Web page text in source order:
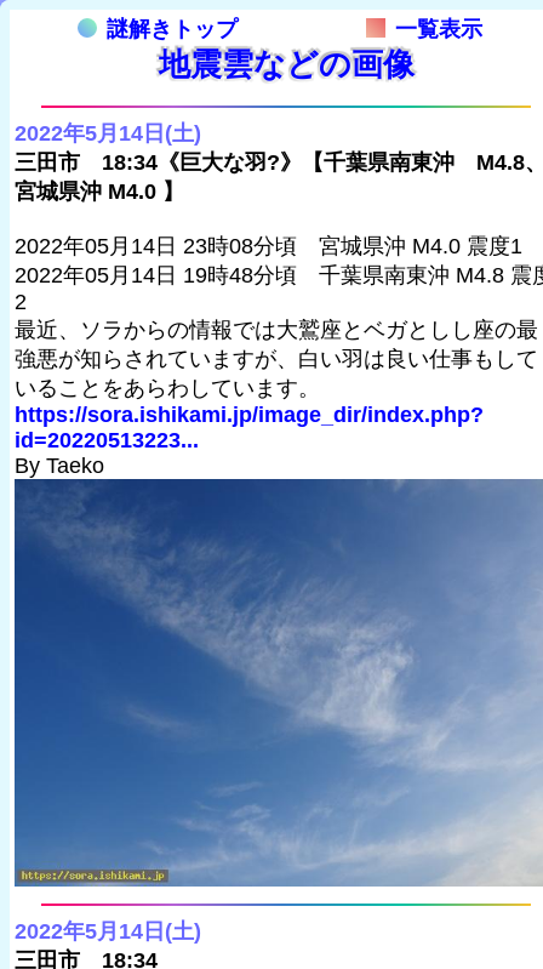
謎解きトップ 一覧表示
地震雲などの画像
2022年5月14日(土)
三田市 18:34《巨大な羽?》【千葉県南東沖 M4.8
宮城県沖 M4.0 】
2022年05月14日 23時08分頃 宮城県沖 M4.0 震度1
2022年05月14日 19時48分頃 千葉県南東沖 M4.8 震
2
最近、ソラからの情報では大鷲座とベガとしし座の最
強悪が知らされていますが、白い羽は良い仕事もして
いることをあらわしています。
https://sora.ishikami.jp/image_dir/index.php?
id=20220513223...
By Taeko
2022年5月14日(土)
三田市 18:34